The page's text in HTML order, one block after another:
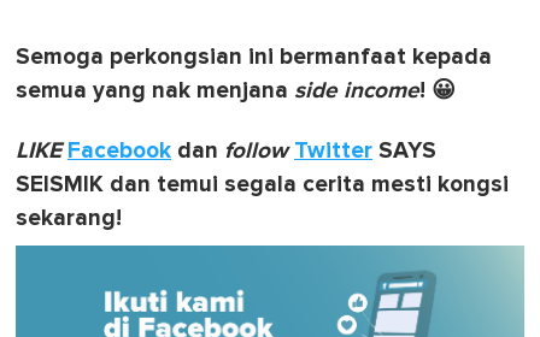
Semoga perkongsian ini bermanfaat kepada
semua yang nak menjana side income! 😀
LIKE Facebook dan follow Twitter SAYS
SEISMIK dan temui segala cerita mesti kongsi
sekarang!